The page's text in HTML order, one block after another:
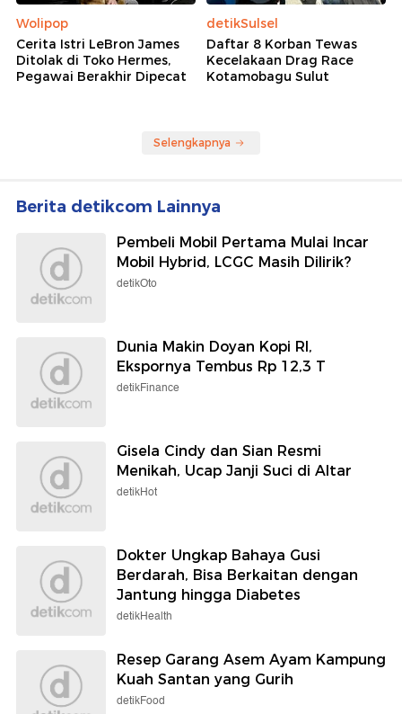
Wolipop
Cerita Istri LeBron James
Ditolak di Toko Hermes,
Pegawai Berakhir Dipecat
detikSulsel
Daftar 8 Korban Tewas
Kecelakaan Drag Race
Kotamobagu Sulut
Selengkapnya
Berita detikcom Lainnya
Pembeli Mobil Pertama Mulai Incar
Mobil Hybrid, LCGC Masih Dilirik?
detikOto
Dunia Makin Doyan Kopi RI,
Ekspornya Tembus Rp 12,3 T
detikFinance
Gisela Cindy dan Sian Resmi
Menikah, Ucap Janji Suci di Altar
detikHot
Dokter Ungkap Bahaya Gusi
Berdarah, Bisa Berkaitan dengan
Jantung hingga Diabetes
detikHealth
Resep Garang Asem Ayam Kampung
Kuah Santan yang Gurih
detikFood